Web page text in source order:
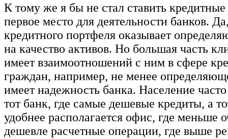
К тому же я бы не стал ставить
первое место для деятельности банков.
кредитного портфеля оказывает
на качество активов. Но большая часть
имеет взаимоотношений с ним в сфере
граждан, например, не менее
имеет надежность банка. Население
тот банк, где самые дешевые кредиты, а
удобнее располагается офис, где меньше
дешевле расчетные операции, где выше